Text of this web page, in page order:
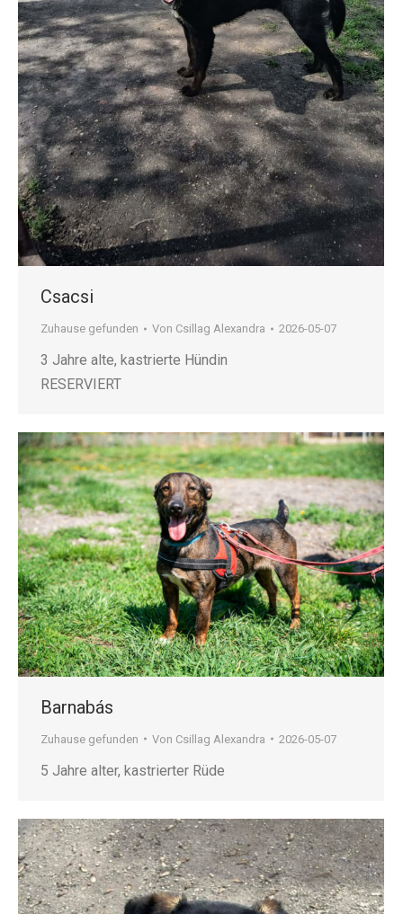
Csacsi
Zuhause gefunden Von Csillag Alexandra 2026-05-07
3 Jahre alte, kastrierte Hündin
RESERVIERT
Barnabás
Zuhause gefunden Von Csillag Alexandra 2026-05-07
5 Jahre alter, kastrierter Rüde